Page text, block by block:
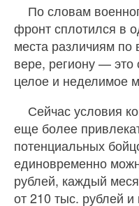
По словам
фронт сплотился в
места различиям по
вере, региону —
целое и неделимое
Сейчас условия
еще более
потенциальных
единовременно
рублей, каждый
от 210 тыс. рублей